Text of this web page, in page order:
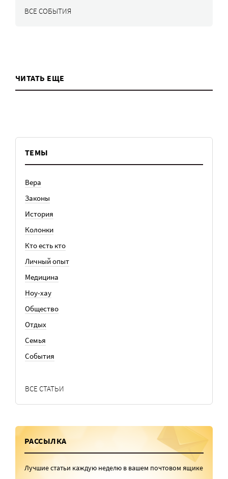
ВСЕ СОБЫТИЯ
ЧИТАТЬ ЕЩЕ
ТЕМЫ
Вера
Законы
История
Колонки
Кто есть кто
Личный опыт
Медицина
Ноу-хау
Общество
Отдых
Семья
События
ВСЕ СТАТЬИ
РАССЫЛКА
Лучшие статьи каждую неделю в вашем почтовом ящике